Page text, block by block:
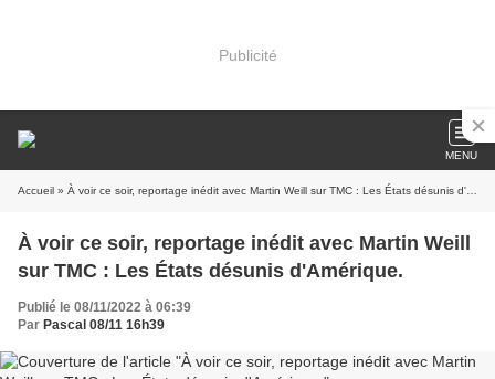
Publicité
MENU
Accueil » À voir ce soir, reportage inédit avec Martin Weill sur TMC : Les États désunis d'Amérique.
À voir ce soir, reportage inédit avec Martin Weill
sur TMC : Les États désunis d'Amérique.
Publié le 08/11/2022 à 06:39
Par Pascal 08/11 16h39